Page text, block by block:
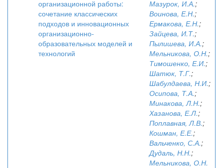
организационной работы:
сочетание классических
подходов и инновационных
организационно-
образовательных моделей и
технологий
Мазурок, И.А.;
Воинова, Е.Н.;
Ермакова, Е.Н.;
Зайцева, И.Т.;
Пылишева, И.А.;
Мельникова, О.Н.;
Тимошенко, Е.И.;
Шатюк, Т.Г.;
Шабулдаева, Н.И.;
Осипова, Т.А.;
Минакова, Л.Н.;
Хазанова, Е.Л.;
Поплавная, Л.В.;
Кошман, Е.Е.;
Вальченко, С.А.;
Дудаль, Н.Н.;
Мельникова, О.Н.